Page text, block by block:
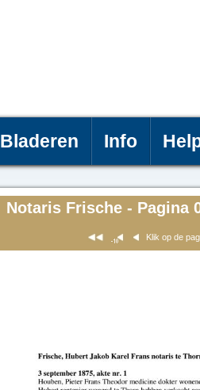
Bladeren Info
Notaris Frische - Pagina
Klik op de